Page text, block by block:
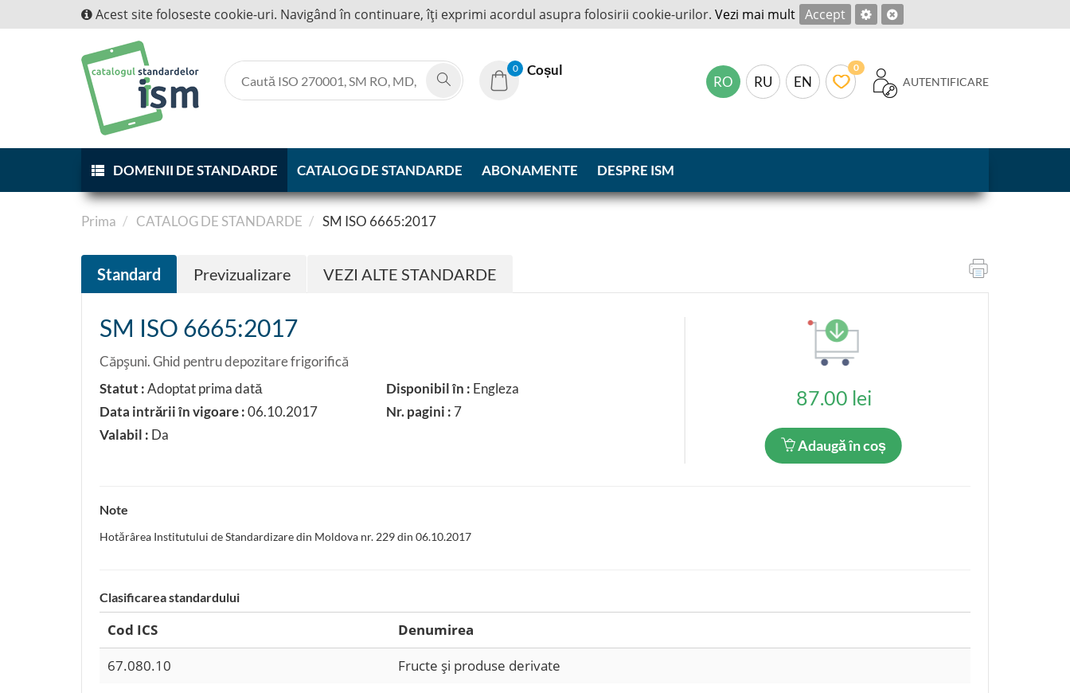
Acest site foloseste cookie-uri. Navigând în continuare, îţi exprimi acordul asupra folosirii cookie-urilor. Vezi mai mult Accept
0 Coșul
AUTENTIFICARE
RO RU EN
0
DOMENII DE STANDARDE CATALOG DE STANDARDE ABONAMENTE DESPRE ISM
Prima CATALOG DE STANDARDE SM ISO 6665:2017
Standard Previzualizare VEZI ALTE STANDARDE
SM ISO 6665:2017
Căpşuni. Ghid pentru depozitare frigorifică
Statut :Adoptat prima dată
Data intrării în vigoare :06.10.2017
Valabil : Da
Disponibil în : Engleza
Nr. pagini : 7
87.00 lei
Adaugă în coș
Note
Hotărârea Institutului de Standardizare din Moldova nr. 229 din 06.10.2017
Clasificarea standardului
Cod ICS
Denumirea
67.080.10
Fructe şi produse derivate